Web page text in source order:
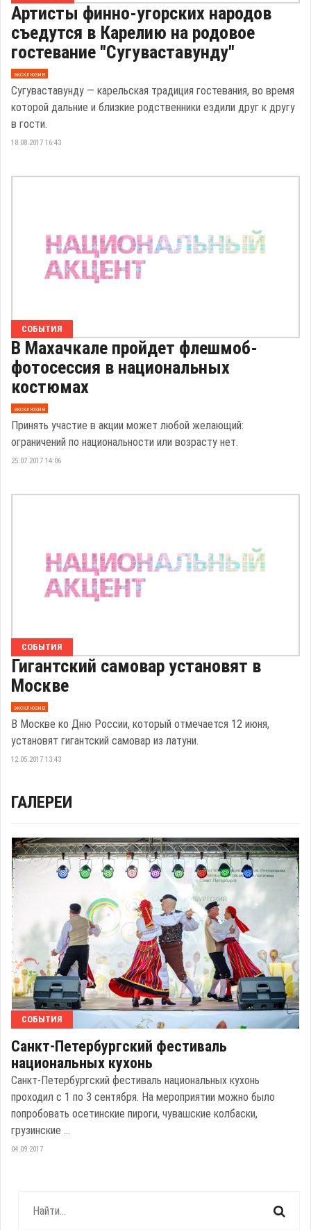
Артисты финно-угорских народов
съедутся в Карелию на родовое
гостевание "Сугуваставунду"
эксклюзив
Сугуваставунду — карельская традиция гостевания, во время
которой дальние и близкие родственники ездили друг к другу
в гости.
18.08.2017 16:43
СОБЫТИЯ
В Махачкале пройдет флешмоб-
фотосессия в национальных
костюмах
эксклюзив
Принять участие в акции может любой желающий:
ограничений по национальности или возрасту нет.
25.07.2017 14:06
СОБЫТИЯ
Гигантский самовар установят в
Москве
эксклюзив
В Москве ко Дню России, который отмечается 12 июня,
установят гигантский самовар из латуни.
12.05.2017 13:43
ГАЛЕРЕИ
СОБЫТИЯ
Санкт-Петербургский фестиваль
национальных кухонь
Санкт-Петербургский фестиваль национальных кухонь
проходил с 1 по 3 сентября. На мероприятии можно было
попробовать осетинские пироги, чувашские колбаски,
грузинские ...
04.09.2017